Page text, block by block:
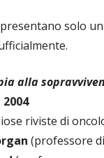
solo
alla
riviste di
(professore